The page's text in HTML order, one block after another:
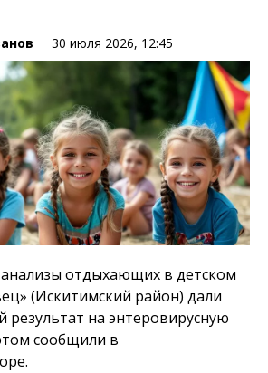
30 июля 2026, 12:45
отдыхающих в детском
(Искитимский район) дали
на энтеровирусную
сообщили в